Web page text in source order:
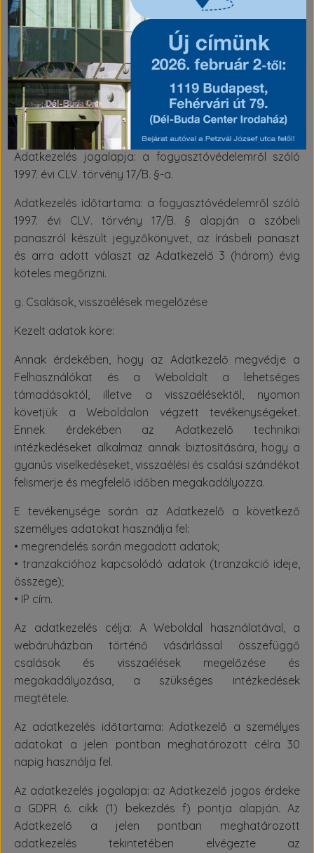
Adatkezelés célja: Az adatkezelés célja az
Adatkezelőhöz szóban, telefonon, írásban és
elektronikus levelezés útján érkező panaszok kezelése,
visszakereshetősége céljából a panaszos
személyének, a panaszbejelentés pontos idejének és a
panasz tartalmának, valamint az Adatkezelő
panasszal kapcsolatos tájékoztatásának
dokumentálása.
Adatkezelés jogalapja: a fogyasztóvédelemről szóló
1997. évi CLV. törvény 17/B. §-a.
Adatkezelés időtartama: a fogyasztóvédelemről szóló
1997. évi CLV. törvény 17/B. § alapján a szóbeli
panaszról készült jegyzőkönyvet, az írásbeli panaszt
és arra adott választ az Adatkezelő 3 (három) évig
köteles megőrizni.
g. Csalások, visszaélések megelőzése
Kezelt adatok köre:
Annak érdekében, hogy az Adatkezelő megvédje a
Felhasználókat és a Weboldalt a lehetséges
támadásoktól, illetve a visszaélésektől, nyomon
követjük a Weboldalon végzett tevékenységeket.
Ennek érdekében az Adatkezelő technikai
intézkedéseket alkalmaz annak biztosítására, hogy a
gyanús viselkedéseket, visszaélési és csalási szándékot
felismerje és megfelelő időben megakadályozza.
E tevékenysége során az Adatkezelő a következő
személyes adatokat használja fel:
• megrendelés során megadott adatok;
• tranzakcióhoz kapcsolódó adatok (tranzakció ideje,
összege);
• IP cím.
Az adatkezelés célja: A Weboldal használatával, a
webáruházban történő vásárlással összefüggő
csalások és visszaélések megelőzése és
megakadályozása, a szükséges intézkedések
megtétele.
Az adatkezelés időtartama: Adatkezelő a személyes
adatokat a jelen pontban meghatározott célra 30
napig használja fel.
Az adatkezelés jogalapja: az Adatkezelő jogos érdeke
a GDPR 6. cikk (1) bekezdés f) pontja alapján. Az
Adatkezelő a jelen pontban meghatározott
adatkezelés tekintetében elvégezte az